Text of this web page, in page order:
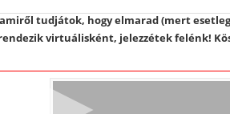
tudjátok, hogy elmarad (mert
virtuálisként, jelezzétek felénk!